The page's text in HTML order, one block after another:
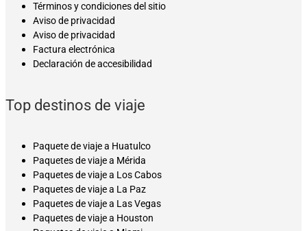
Términos y condiciones del sitio
Aviso de privacidad
Aviso de privacidad
Factura electrónica
Declaración de accesibilidad
Top destinos de viaje
Paquete de viaje a Huatulco
Paquetes de viaje a Mérida
Paquetes de viaje a Los Cabos
Paquetes de viaje a La Paz
Paquetes de viaje a Las Vegas
Paquetes de viaje a Houston